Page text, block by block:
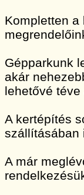
Kompletten
Gépparkunk
akár
lehetővé
A kertépítés
szállításában
A már